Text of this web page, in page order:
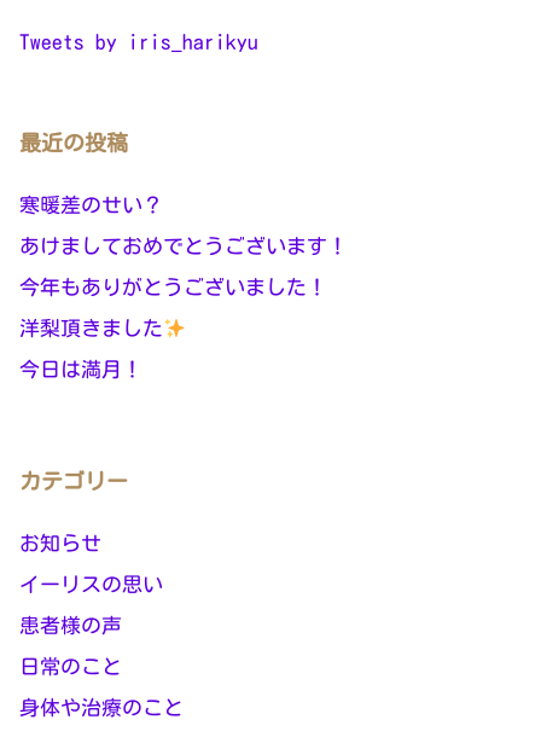
Tweets by iris_harikyu
最近の投稿
寒暖差のせい？
あけましておめでとうございます！
今年もありがとうございました！
洋梨頂きました
今日は満月！
カテゴリー
お知らせ
イーリスの思い
患者様の声
日常のこと
身体や治療のこと